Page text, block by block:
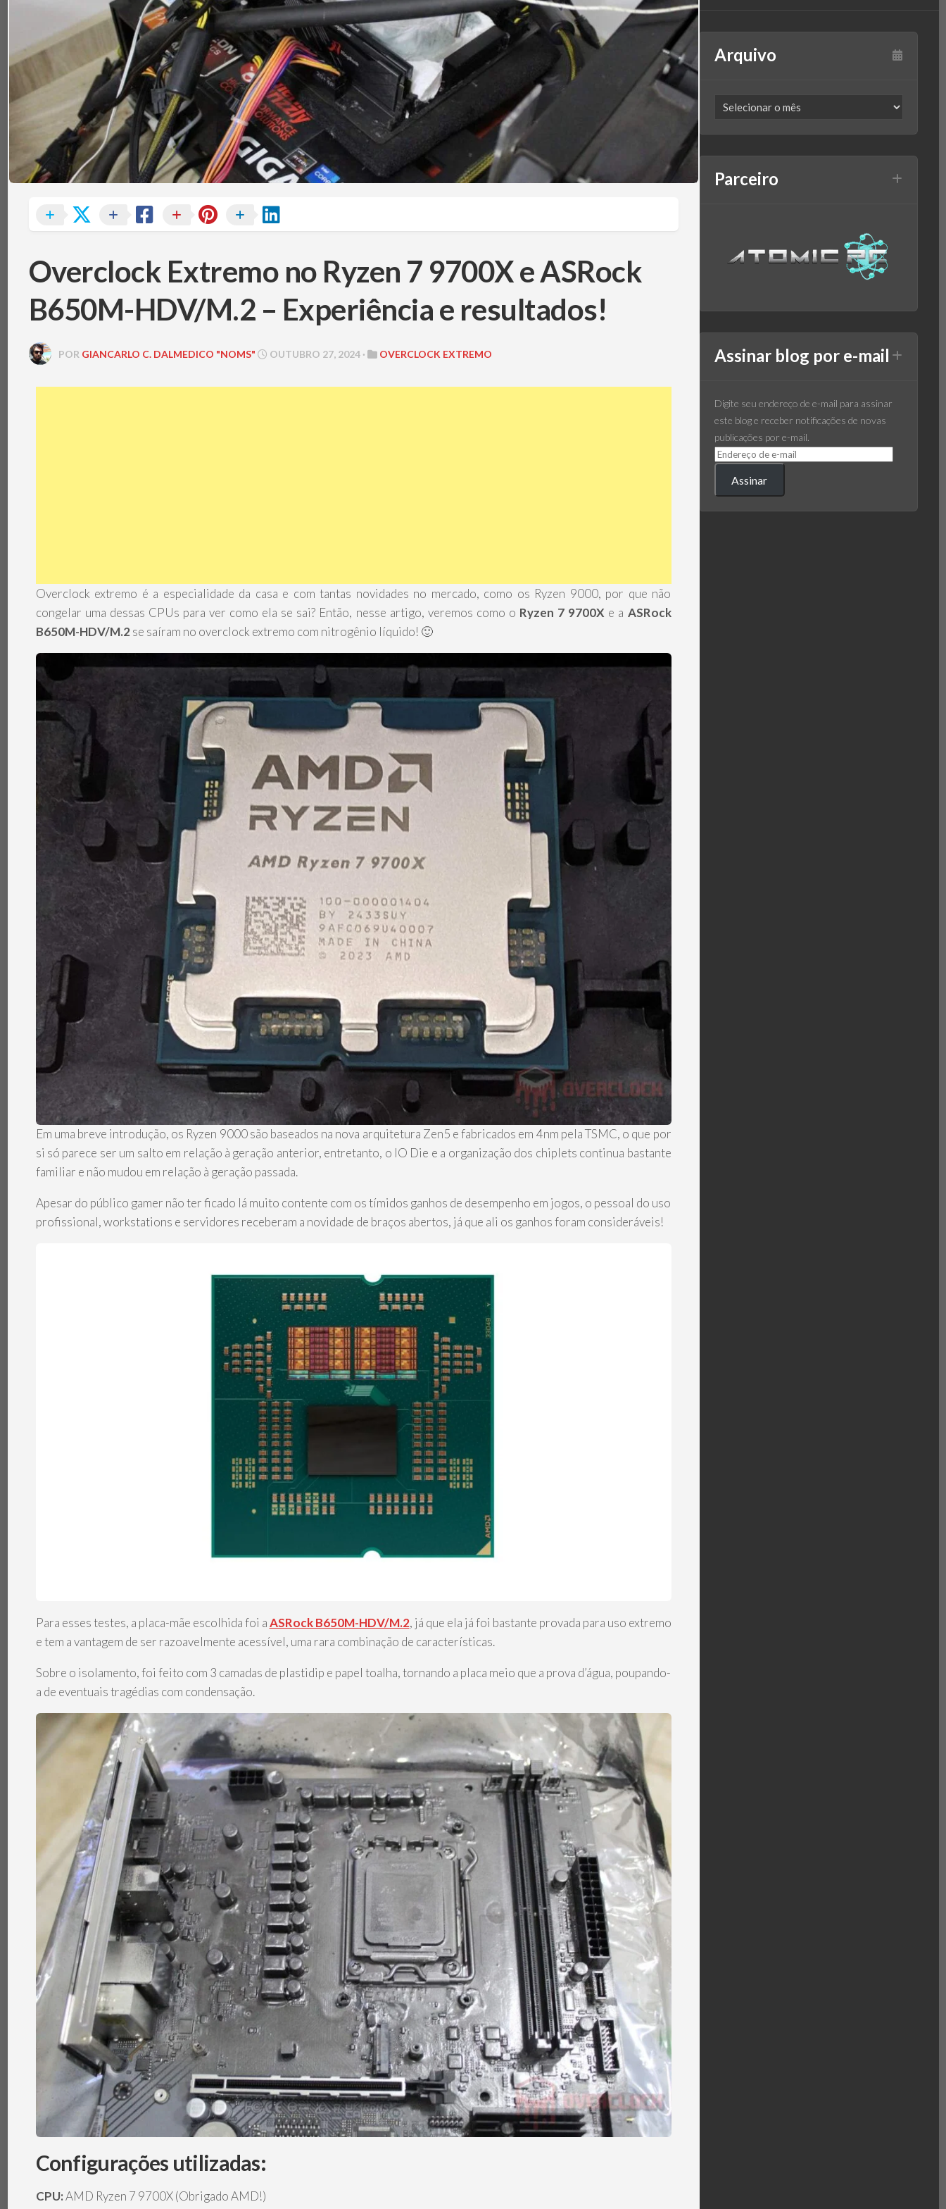
V
IBM
POWERBOARD
TEC
(PELTIER)
MEMÓRIAS
NOTEBOOKS
PERIFÉRICOS
PLACAS-
MÃE
SISTEMAS
DE
REFRIGERAÇÃO
SSDS
VGAS
Overclock Extremo no Ryzen 7 9700X e ASRock
B650M-HDV/M.2 – Experiência e resultados!
POR GIANCARLO C. DALMEDICO "NOMS" OUTUBRO 27, 2024 · OVERCLOCK EXTREMO
Overclock extremo é a especialidade da casa e com tantas novidades no mercado, como os Ryzen 9000, por que não
congelar uma dessas CPUs para ver como ela se sai? Então, nesse artigo, veremos como o Ryzen 7 9700X e a ASRock
B650M-HDV/M.2 se saíram no overclock extremo com nitrogênio líquido! 🙂
Em uma breve introdução, os Ryzen 9000 são baseados na nova arquitetura Zen5 e fabricados em 4nm pela TSMC, o que por
si só parece ser um salto em relação à geração anterior, entretanto, o IO Die e a organização dos chiplets continua bastante
familiar e não mudou em relação à geração passada.
Apesar do público gamer não ter ficado lá muito contente com os tímidos ganhos de desempenho em jogos, o pessoal do uso
profissional, workstations e servidores receberam a novidade de braços abertos, já que ali os ganhos foram consideráveis!
Para esses testes, a placa-mãe escolhida foi aASRock B650M-HDV/M.2, já que ela já foi bastante provada para uso extremo
e tem a vantagem de ser razoavelmente acessível, uma rara combinação de características.
Sobre o isolamento, foi feito com 3 camadas de plastidip e papel toalha, tornando a placa meio que a prova d’água, poupando-
a de eventuais tragédias com condensação.
Configurações utilizadas:
CPU:AMD Ryzen 7 9700X (Obrigado AMD!)
Arquivo
Parceiro
Assinar blog por e-mail
Digite seu endereço de e-mail para assinar
este blog e receber notificações de novas
publicações por e-mail.
Assinar